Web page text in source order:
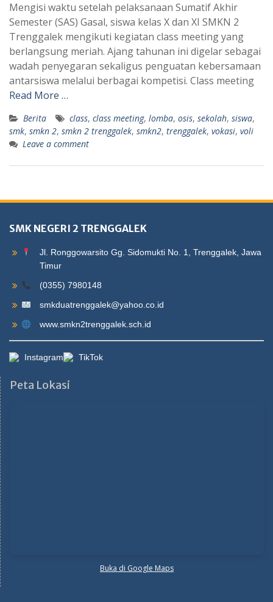
Mengisi waktu setelah pelaksanaan Sumatif Akhir
Semester (SAS) Gasal, siswa kelas X dan XI SMKN 2
Trenggalek mengikuti kegiatan class meeting yang
berlangsung meriah. Ajang tahunan ini digelar sebagai
wadah penyegaran sekaligus penguatan kebersamaan
antarsiswa melalui berbagai kompetisi. Class meeting
Read More …
Berita class, class meeting, lomba, osis, sekolah, siswa,
smk, smkn 2, smkn 2 trenggalek, smkn2, trenggalek, vokasi, voli
Leave a comment
SMK NEGERI 2 TRENGGALEK
Jl. Ronggowarsito Gg. Sidomukti No. 1, Trenggalek, Jawa
Timur
(0355) 7980148
smkduatrenggalek@yahoo.co.id
www.smkn2trenggalek.sch.id
Instagram TikTok
Peta Lokasi
Buka di Google Maps